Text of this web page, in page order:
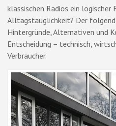
klassischen Radios ein
Alltagstauglichkeit? Der
Hintergründe, Alternativen und
Entscheidung – technisch,
Verbraucher.